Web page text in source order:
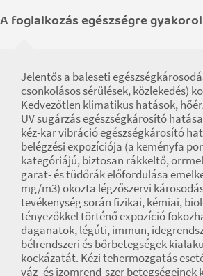
A foglalkozás egészségre
Jelentős a baleseti
csonkolásos sérülések, közlekedés)
Kedvezőtlen klimatikus hatások,
UV sugárzás egészségkárosító
kéz-kar vibráció egészségkárosító
belégzési expozíciója (a keményfa por
kategóriájú, biztosan rákkeltő,
garat- és tüdőrák előfordulása
mg/m3) okozta légzőszervi
tevékenység során fizikai, kémiai,
tényezőkkel történő expozíció
daganatok, légúti, immun,
bélrendszeri és bőrbetegségek
kockázatát. Kézi tehermozgatás
váz- és izomrend-szer betegségeinek